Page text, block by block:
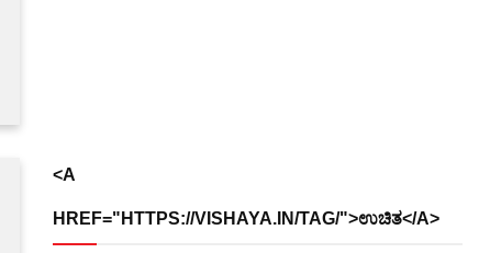
<A
HREF="HTTPS://VISHAYA.IN/TAG/">ಉಚಿತ</A>